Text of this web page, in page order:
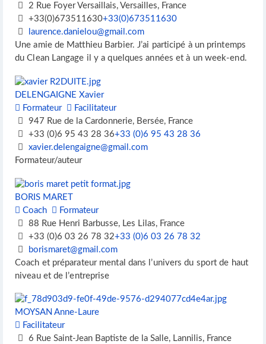
2 Rue Foyer Versaillais, Versailles, France
+33(0)673511630+33(0)673511630
laurence.danielou@gmail.com
Une amie de Matthieu Barbier. J’ai participé à un printemps
du Clean Langage il y a quelques années et à un week-end.
DELENGAIGNE Xavier
Formateur
Facilitateur
947 Rue de la Cardonnerie, Bersée, France
+33 (0)6 95 43 28 36+33 (0)6 95 43 28 36
xavier.delengaigne@gmail.com
Formateur/auteur
BORIS MARET
Coach
Formateur
88 Rue Henri Barbusse, Les Lilas, France
+33 (0)6 03 26 78 32+33 (0)6 03 26 78 32
borismaret@gmail.com
Coach et préparateur mental dans l’univers du sport de haut
niveau et de l’entreprise
MOYSAN Anne-Laure
Facilitateur
6 Rue Saint-Jean Baptiste de la Salle, Lannilis, France